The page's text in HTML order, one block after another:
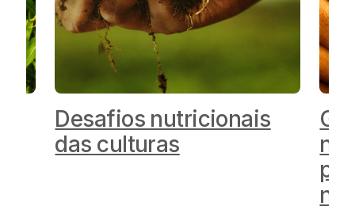
Desafios nutricionais
das culturas
no